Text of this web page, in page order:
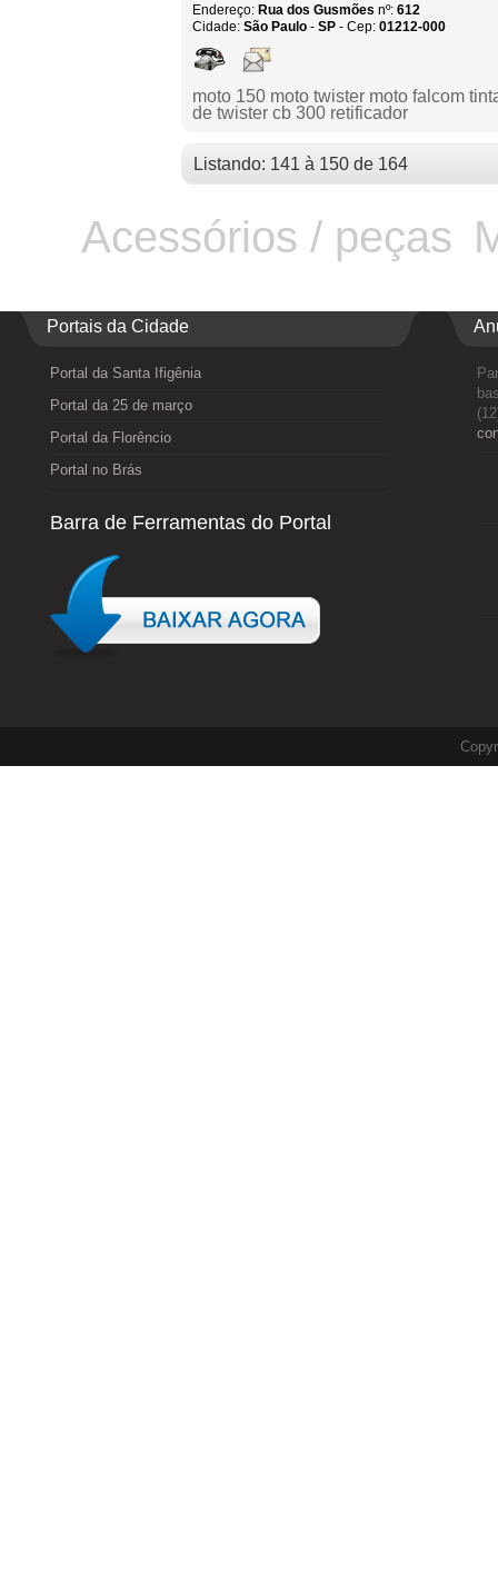
Endereço: Rua dos Gusmões nº: 612
Cidade: São Paulo - SP - Cep: 01212-000
moto 150 moto twister moto falcom
de twister cb 300 retificador
Listando: 141 à 150 de 164
Acessórios / peças
Portais da Cidade
Portal da Santa Ifigênia
Portal da 25 de março
Portal da Florêncio
Portal no Brás
Barra de Ferramentas do Portal